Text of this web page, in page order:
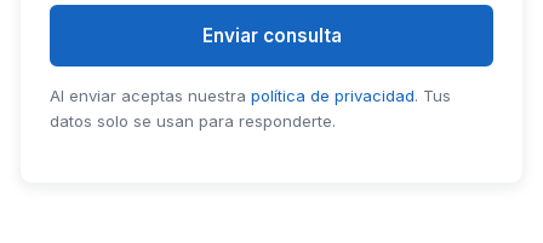
Enviar consulta
Al enviar aceptas nuestra política de privacidad. Tus
datos solo se usan para responderte.